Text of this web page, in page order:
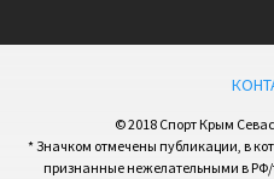
© 2018 Спорт Крым
* Значком отмечены публикации, в
признанные нежелательными в РФ/